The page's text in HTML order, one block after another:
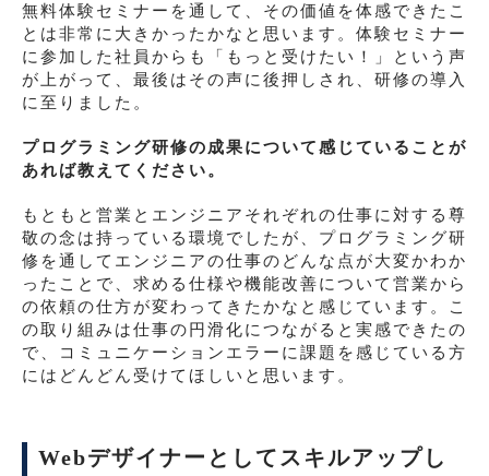
無料体験セミナーを通して、その価値を体感できたこ
とは非常に大きかったかなと思います。体験セミナー
に参加した社員からも「もっと受けたい！」という声
が上がって、最後はその声に後押しされ、研修の導入
に至りました。
プログラミング研修の成果について感じていることが
あれば教えてください。
もともと営業とエンジニアそれぞれの仕事に対する尊
敬の念は持っている環境でしたが、プログラミング研
修を通してエンジニアの仕事のどんな点が大変かわか
ったことで、求める仕様や機能改善について営業から
の依頼の仕方が変わってきたかなと感じています。こ
の取り組みは仕事の円滑化につながると実感できたの
で、コミュニケーションエラーに課題を感じている方
にはどんどん受けてほしいと思います。
Webデザイナーとしてスキルアップし